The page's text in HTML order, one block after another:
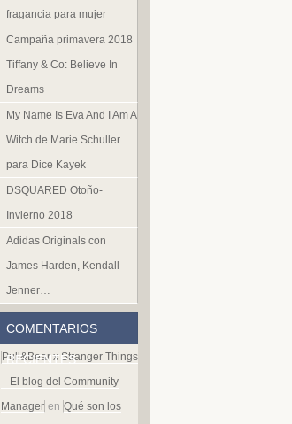
fragancia para mujer
Campaña primavera 2018
Tiffany & Co: Believe In
Dreams
My Name Is Eva And I Am A
Witch de Marie Schuller
para Dice Kayek
DSQUARED Otoño-
Invierno 2018
Adidas Originals con
James Harden, Kendall
Jenner…
COMENTARIOS
RECIENTES
Pull&Bear x Stranger Things
– El blog del Community
Manager en Qué son los